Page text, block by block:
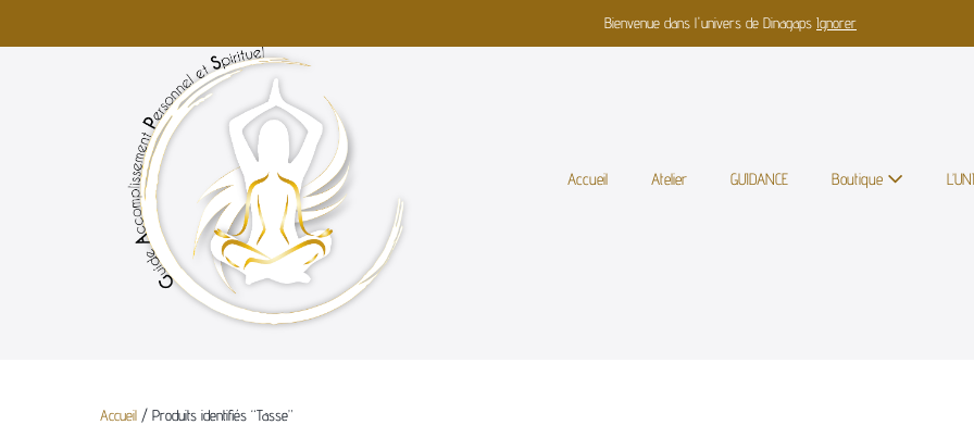
Bienvenue dans l'univers de Dinagaps Ignorer
Accueil Atelier GUIDANCE Boutique
Accueil / Produits identifiés “Tasse”